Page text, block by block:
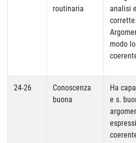
routinaria
analisi
corrette.
modo
24-26
Conoscenza
buona
Ha
e s.
espressi